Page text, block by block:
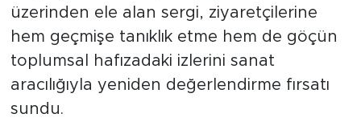
üzerinden ele alan sergi, ziyaretçilerine
hem geçmişe tanıklık etme hem de göçün
toplumsal hafızadaki izlerini sanat
aracılığıyla yeniden değerlendirme fırsatı
sundu.